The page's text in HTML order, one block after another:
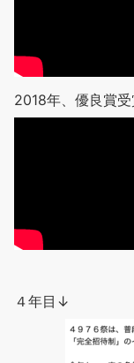
2018年、優良賞受
４年目↓